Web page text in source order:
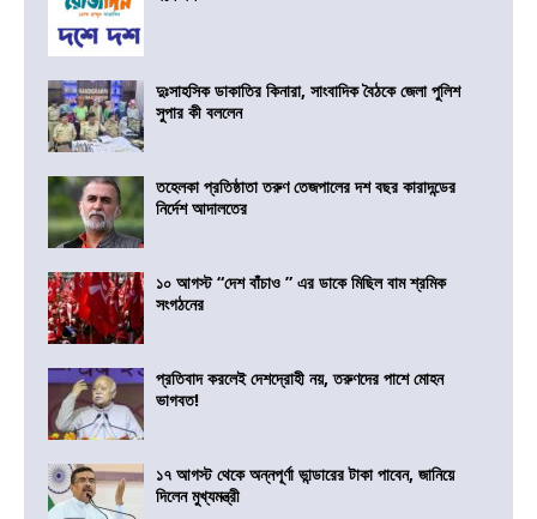
দুঃসাহসিক ডাকাতির কিনারা, সাংবাদিক বৈঠকে জেলা পুলিশ
সুপার কী বললেন
তহেলকা প্রতিষ্ঠাতা তরুণ তেজপালের দশ বছর কারাদন্ডের
নির্দেশ আদালতের
১০ আগস্ট “দেশ বাঁচাও ” এর ডাকে মিছিল বাম শ্রমিক
সংগঠনের
প্রতিবাদ করলেই দেশদ্রোহী নয়, তরুণদের পাশে মোহন
ভাগবত!
১৭ আগস্ট থেকে অন্নপূর্ণা ভান্ডারের টাকা পাবেন, জানিয়ে
দিলেন মুখ্যমন্ত্রী